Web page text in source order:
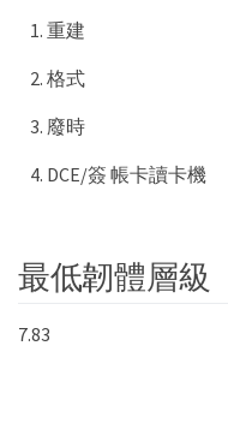
重建
格式
廢時
DCE/簽 帳卡讀卡機
最低韌體層級
7.83